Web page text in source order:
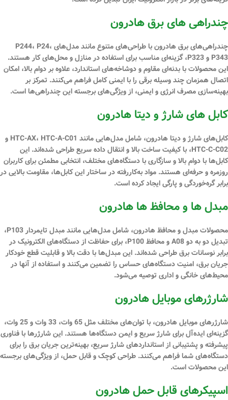
چندراهی ‌های برق هادرون
چندراهی‌های برق هادرون با طراحی‌های متنوع مانند مدل‌های P244، P24،
P343 و P323، گزینه‌ای مناسب برای استفاده در منازل و محل‌های کار هستند.
این محصولات با بدنه‌ای مقاوم و دوشاخه‌های استاندارد، علاوه بر دوام بالا، امکان
اتصال همزمان چند وسیله برقی را با ایمنی کامل فراهم می‌کنند. تمرکز بر
بهینه‌سازی مصرف انرژی و ایمنی، از ویژگی‌های برجسته این چندراهی‌ها است.
کابل ‌های شارژ و دیتا هادرون
کابل‌های شارژ و دیتا هادرون، شامل مدل‌هایی مانند HTC-AX، HTC-A-C01 و
HTC-C-C02، با کیفیت ساخت بالا و انتقال داده سریع طراحی شده‌اند. این
کابل‌ها با دوام بالا و سازگاری با دستگاه‌های مختلف، انتخابی مطمئن برای کاربران
روزمره و حرفه‌ای هستند. مواد به‌کاررفته در ساختار این کابل‌ها، مقاومت بالایی در
برابر گره‌خوردگی و پارگی ایجاد کرده است.
مبدل‌ ها و محافظ‌ ها هادرون
محصولات مبدل و محافظ هادرون، شامل مدل‌هایی مانند مبدل تایمردار P103،
تبدیل دو به دو A08 و محافظ P100، برای حفاظت از دستگاه‌های الکترونیک در
برابر نوسانات برق طراحی شده‌اند. این مبدل‌ها با دقت بالا و قابلیت قطع خودکار
جریان برق، امنیت دستگاه‌های حساس را تضمین می‌کنند و استفاده از آنها در
محیط‌های خانگی و اداری توصیه می‌شود.
شارژرهای موبایل هادرون
شارژرهای موبایل هادرون، با توان‌های مختلف مثل 65 وات
، 33 وات و 25 وات،
گزینه‌ای ایده‌آل برای شارژ سریع و ایمن دستگاه‌ها هستند. این شارژرها با فناوری
پیشرفته و پشتیبانی از استانداردهای شارژ سریع، بهینه‌ترین جریان برق را برای
دستگاه‌های شما فراهم می‌کنند. طراحی کوچک و قابل حمل، از ویژگی‌های برجسته
این محصولات است.
اسپیکرهای قابل حمل هادرون